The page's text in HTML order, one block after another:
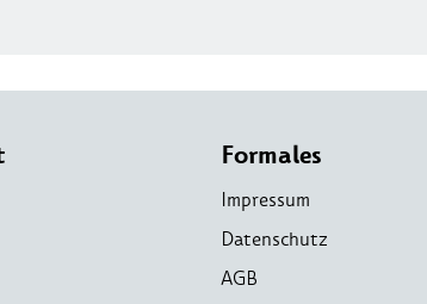
Formales
Impressum
Datenschutz
AGB